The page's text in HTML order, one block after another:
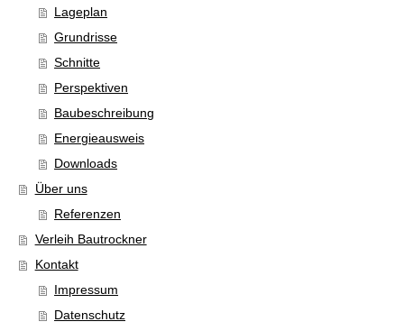
Lageplan
Grundrisse
Schnitte
Perspektiven
Baubeschreibung
Energieausweis
Downloads
Über uns
Referenzen
Verleih Bautrockner
Kontakt
Impressum
Datenschutz